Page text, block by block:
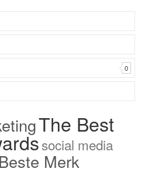
0
The Best
social media
Beste Merk